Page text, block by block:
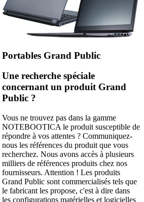
Portables Grand Public
Une recherche spéciale
concernant un produit Grand
Public ?
Vous ne trouvez pas dans la gamme
NOTEBOOTICA le produit susceptible de
répondre à vos attentes ? Communiquez-
nous les références du produit que vous
recherchez. Nous avons accès à plusieurs
milliers de références produits chez nos
fournisseurs. Attention ! Les produits
Grand Public sont commercialisés tels que
le fabricant les propose, c'est à dire dans
les configurations matérielles et logicielles